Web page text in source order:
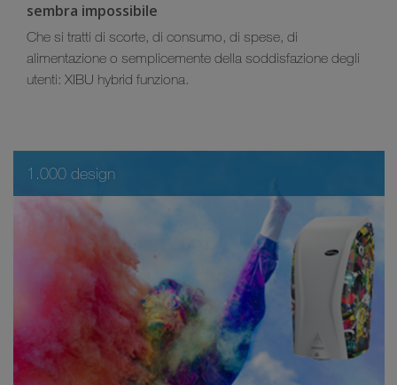
sembra impossibile
Che si tratti di scorte, di consumo, di spese, di
alimentazione o semplicemente della soddisfazione degli
utenti: XIBU hybrid funziona.
1.000 design